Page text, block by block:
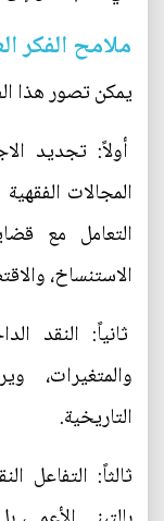
ملامح الفكر
يمكن تصور هذا
أولاً: تجديد
المجالات
التعامل مع
الاستنساخ،
ثانياً: النقد
والمتغيرات،
التاريخية.
ثالثاً: التفاعل